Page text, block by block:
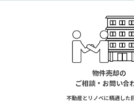
物件売却の
ご相談・お問い合
不動産とリノベに精通した